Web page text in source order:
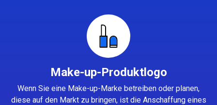
Make-up-Produktlogo
Wenn Sie eine Make-up-Marke betreiben oder planen,
diese auf den Markt zu bringen, ist die Anschaffung eines